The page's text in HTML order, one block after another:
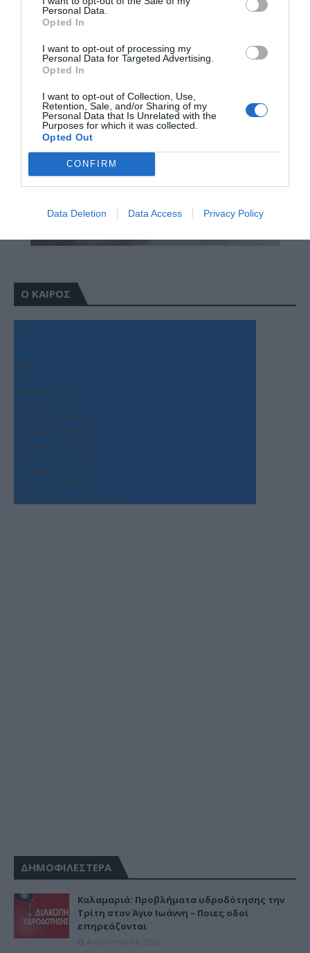
Personal Data.
Opted In
I want to opt-out of processing my
Personal Data for Targeted Advertising.
Opted In
I want to opt-out of Collection, Use,
Retention, Sale, and/or Sharing of my
Personal Data that Is Unrelated with the
Purposes for which it was collected.
Opted Out
CONFIRM
Data Deletion Data Access Privacy Policy
Ο ΚΑΙΡΟΣ
+31
°
C
+34°
+27°
Θεσσαλονίκη
Παρασκευή, 07
Σάββατο+37°+28°
Κυριακή +36°+27°
Δευτέρα +34°+26°
Τρίτη
+36°+26°
Τετάρτη +37°+25°
Πέμπτη
+37°+25°
Πρόγνωση για 7 μέρες
ΔΗΜΟΦΙΛΕΣΤΕΡΑ
Καλαμαριά: Προβλήματα υδροδότησης την
Τρίτη στον Άγιο Ιωάννη – Ποιες οδοί
επηρεάζονται